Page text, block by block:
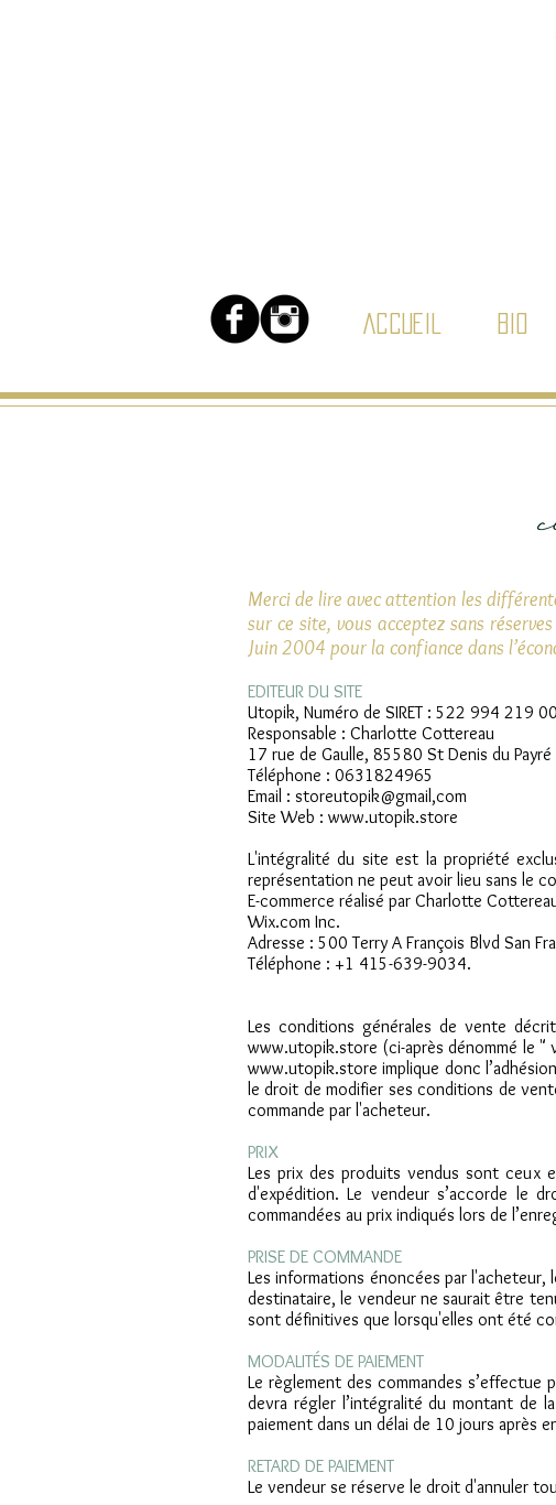
Accueil Bio
Merci de lire avec attention les
sur ce site, vous acceptez sans
Juin 2004 pour la confiance dans
EDITEUR DU SITE
Utopik, Numéro de SIRET : 522 994 219
Responsable : Charlotte Cottereau
17 rue de Gaulle, 85580 St Denis du Payré
Téléphone : 0631824965
Email : storeutopik@gmail,com
Site Web : www.utopik.store
L'intégralité du site est la propriété
représentation ne peut avoir lieu sans le
E-commerce réalisé par Charlotte
Wix.com Inc.
Adresse : 500 Terry A François Blvd San
Téléphone : +1 415-639-9034.
Les conditions générales de vente
www.utopik.store (ci-après dénommé le "
www.utopik.store implique donc
le droit de modifier ses conditions de
commande par l'acheteur.
PRIX
Les prix des produits vendus sont ceux
d'expédition. Le vendeur s’accorde le
commandées au prix indiqués lors de
PRISE DE COMMANDE
Les informations énoncées par l'acheteur,
destinataire, le vendeur ne saurait être
sont définitives que lorsqu'elles ont été
MODALITÉS DE PAIEMENT
Le règlement des commandes s’effectue
devra régler l’intégralité du montant de
paiement dans un délai de 10 jours après
RETARD DE PAIEMENT
Le vendeur se réserve le droit d'annuler